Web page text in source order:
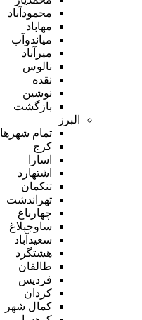
محمودآباد
مهاباد
میاندوآب
میرآباد
نالوس
نقده
نوشین
بازگشت
البرز
تمام شهر‌ها
کرج
اسارا
اشتهارد
تنکمان
تهراندشت
چهارباغ
ساوجبلاغ
سعیدآباد
هشتگرد
طالقان
فردیس
کردان
کمال شهر